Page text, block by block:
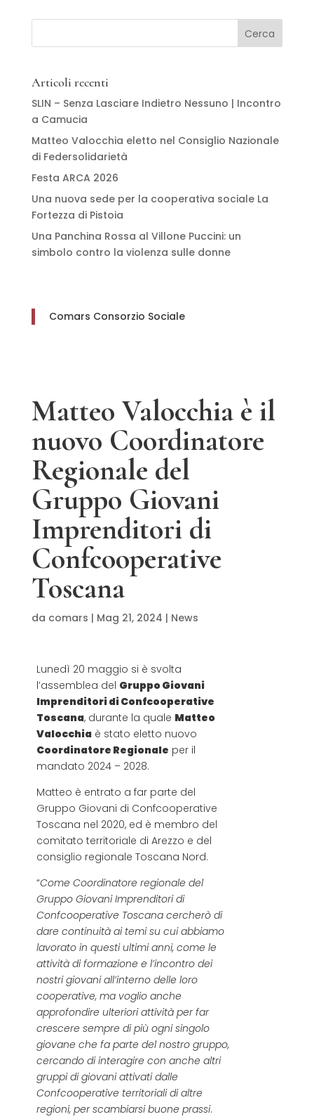
Articoli recenti
SLIN – Senza Lasciare Indietro Nessuno | Incontro
a Camucia
Matteo Valocchia eletto nel Consiglio Nazionale
di Federsolidarietà
Festa ARCA 2026
Una nuova sede per la cooperativa sociale La
Fortezza di Pistoia
Una Panchina Rossa al Villone Puccini: un
simbolo contro la violenza sulle donne
Comars Consorzio Sociale
Matteo Valocchia è il
nuovo Coordinatore
Regionale del
Gruppo Giovani
Imprenditori di
Confcooperative
Toscana
da comars | Mag 21, 2024 | News
Lunedì 20 maggio si è svolta
l’assemblea del Gruppo Giovani
Imprenditori di Confcooperative
Toscana, durante la quale Matteo
Valocchiaè stato eletto nuovo
Coordinatore Regionale per il
mandato 2024 – 2028.
Matteo è entrato a far parte del
Gruppo Giovani di Confcooperative
Toscana nel 2020, ed è membro del
comitato territoriale di Arezzo e del
consiglio regionale Toscana Nord.
“Come Coordinatore regionale del
Gruppo Giovani Imprenditori di
Confcooperative Toscana cercherò di
dare continuità ai temi su cui abbiamo
lavorato in questi ultimi anni, come le
attività di formazione e l’incontro dei
nostri giovani all’interno delle loro
cooperative, ma voglio anche
approfondire ulteriori attività per far
crescere sempre di più ogni singolo
giovane che fa parte del nostro gruppo,
cercando di interagire con anche altri
gruppi di giovani attivati dalle
Confcooperative territoriali di altre
regioni, per scambiarsi buone prassi.